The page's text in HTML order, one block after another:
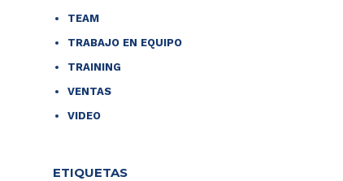
TEAM
TRABAJO EN EQUIPO
TRAINING
VENTAS
VIDEO
ETIQUETAS